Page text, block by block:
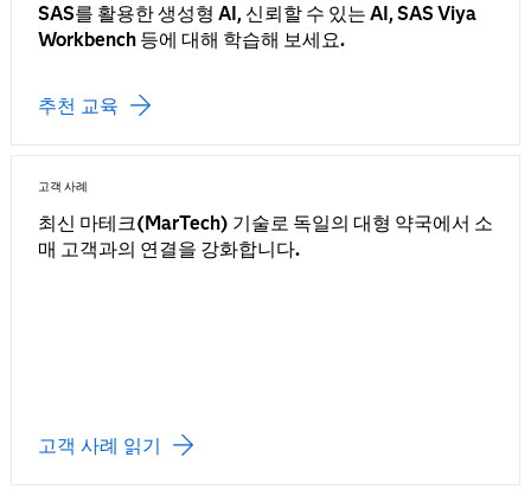
SAS를 활용한 생성형 AI, 신뢰할 수 있는 AI, SAS Viya
Workbench 등에 대해 학습해 보세요.
추천 교육
고객 사례
최신 마테크(MarTech) 기술로 독일의 대형 약국에서 소
매 고객과의 연결을 강화합니다.
고객 사례 읽기